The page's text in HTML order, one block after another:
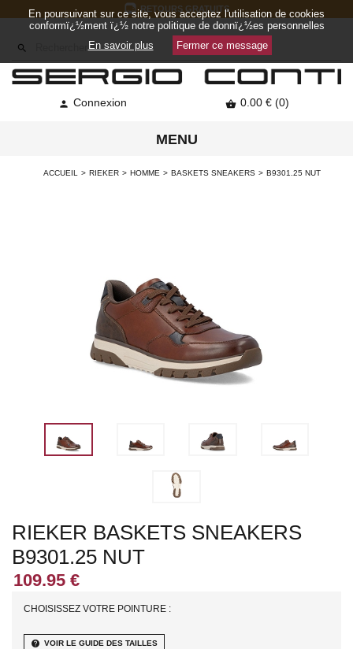
RETOURS GRATUITS

 Connexion  0.00 € (0)
MENU
ACCUEIL RIEKER HOMME BASKETS SNEAKERS B9301.25 NUT
RIEKER BASKETS SNEAKERS
B9301.25 NUT
CHOISISSEZ VOTRE POINTURE :
help VOIR LE GUIDE DES TAILLES
En poursuivant sur ce site, vous acceptez l'utilisation de cookies
conformï¿½ment ï¿½ notre politique de donnï¿½es personnelles
En savoir plus
Fermer ce message